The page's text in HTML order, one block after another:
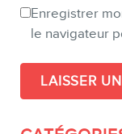
Enregistrer
le navigateur